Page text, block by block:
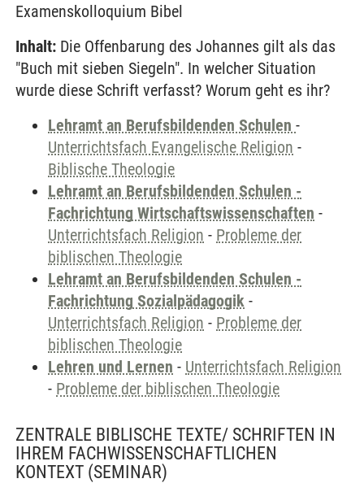
Examenskolloquium Bibel
Inhalt: Die Offenbarung des Johannes gilt als das
"Buch mit sieben Siegeln". In welcher Situation
wurde diese Schrift verfasst? Worum geht es ihr?
Lehramt an Berufsbildenden Schulen -
Unterrichtsfach Evangelische Religion -
Biblische Theologie
Lehramt an Berufsbildenden Schulen -
Fachrichtung Wirtschaftswissenschaften -
Unterrichtsfach Religion - Probleme der
biblischen Theologie
Lehramt an Berufsbildenden Schulen -
Fachrichtung Sozialpädagogik -
Unterrichtsfach Religion - Probleme der
biblischen Theologie
Lehren und Lernen - Unterrichtsfach Religion
- Probleme der biblischen Theologie
ZENTRALE BIBLISCHE TEXTE/ SCHRIFTEN IN
IHREM FACHWISSENSCHAFTLICHEN
KONTEXT (SEMINAR)